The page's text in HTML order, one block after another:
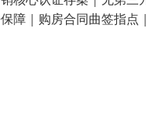
｜购房合同曲签指点